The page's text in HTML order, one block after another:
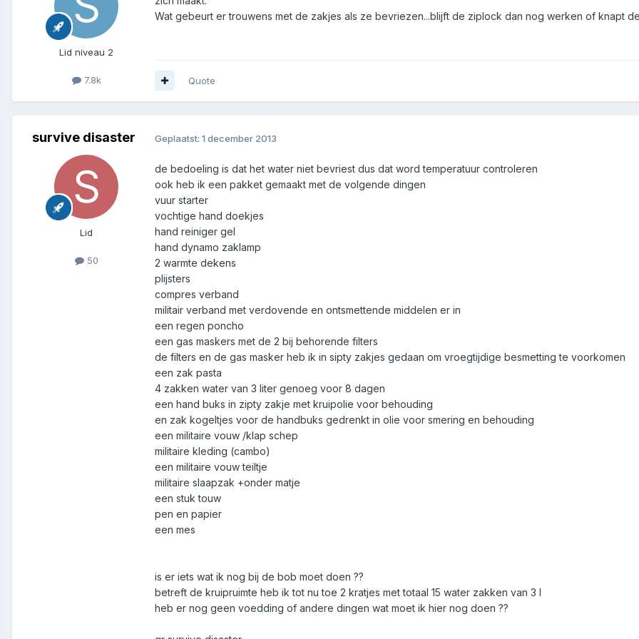
Lid niveau 2
7.8k
Wat gebeurt er trouwens met de zakjes als ze bevriezen...blijft de ziplock dan nog werken of knapt
Quote
survive disaster
Lid
50
Geplaatst: 1 december 2013
de bedoeling is dat het water niet bevriest dus dat word temperatuur controleren
ook heb ik een pakket gemaakt met de volgende dingen
vuur starter
vochtige hand doekjes
hand reiniger gel
hand dynamo zaklamp
2 warmte dekens
plijsters
compres verband
militair verband met verdovende en ontsmettende middelen er in
een regen poncho
een gas maskers met de 2 bij behorende filters
de filters en de gas masker heb ik in sipty zakjes gedaan om vroegtijdige besmetting te voorkomen
een zak pasta
4 zakken water van 3 liter genoeg voor 8 dagen
een hand buks in zipty zakje met kruipolie voor behouding
en zak kogeltjes voor de handbuks gedrenkt in olie voor smering en behouding
een militaire vouw /klap schep
militaire kleding (cambo)
een militaire vouw teiltje
militaire slaapzak +onder matje
een stuk touw
pen en papier
een mes
is er iets wat ik nog bij de bob moet doen ??
betreft de kruipruimte heb ik tot nu toe 2 kratjes met totaal 15 water zakken van 3 l
heb er nog geen voedding of andere dingen wat moet ik hier nog doen ??